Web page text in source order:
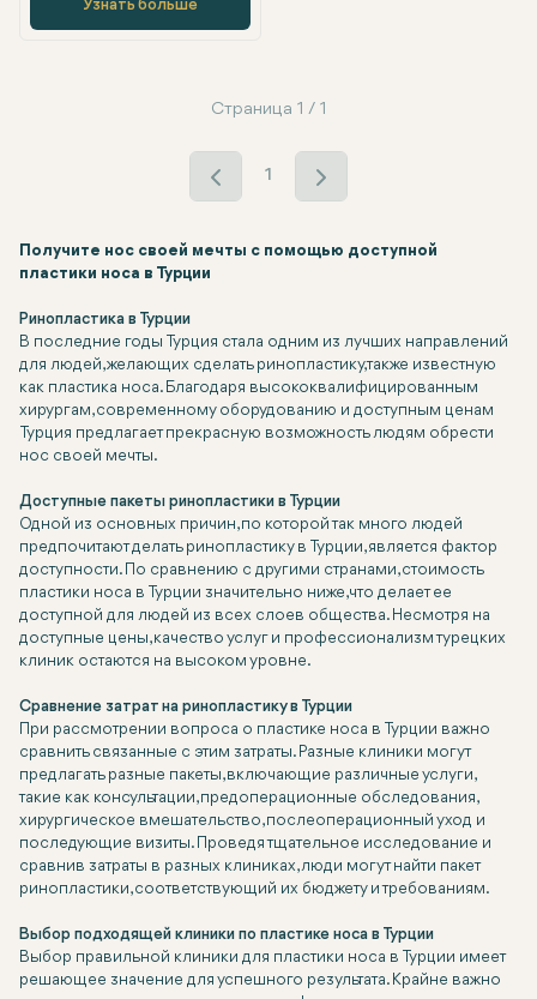
Узнать больше
Страница 1 / 1
1
Получите нос своей мечты с помощью доступной
пластики носа в Турции
Ринопластика в Турции
В последние годы Турция стала одним из лучших направлений
для людей, желающих сделать ринопластику, также известную
как пластика носа. Благодаря высококвалифицированным
хирургам, современному оборудованию и доступным ценам
Турция предлагает прекрасную возможность людям обрести
нос своей мечты.
Доступные пакеты ринопластики в Турции
Одной из основных причин, по которой так много людей
предпочитают делать ринопластику в Турции, является фактор
доступности. По сравнению с другими странами, стоимость
пластики носа в Турции значительно ниже, что делает ее
доступной для людей из всех слоев общества. Несмотря на
доступные цены, качество услуг и профессионализм турецких
клиник остаются на высоком уровне.
Сравнение затрат на ринопластику в Турции
При рассмотрении вопроса о пластике носа в Турции важно
сравнить связанные с этим затраты. Разные клиники могут
предлагать разные пакеты, включающие различные услуги,
такие как консультации, предоперационные обследования,
хирургическое вмешательство, послеоперационный уход и
последующие визиты. Проведя тщательное исследование и
сравнив затраты в разных клиниках, люди могут найти пакет
ринопластики, соответствующий их бюджету и требованиям.
Выбор подходящей клиники по пластике носа в Турции
Выбор правильной клиники для пластики носа в Турции имеет
решающее значение для успешного результата. Крайне важно